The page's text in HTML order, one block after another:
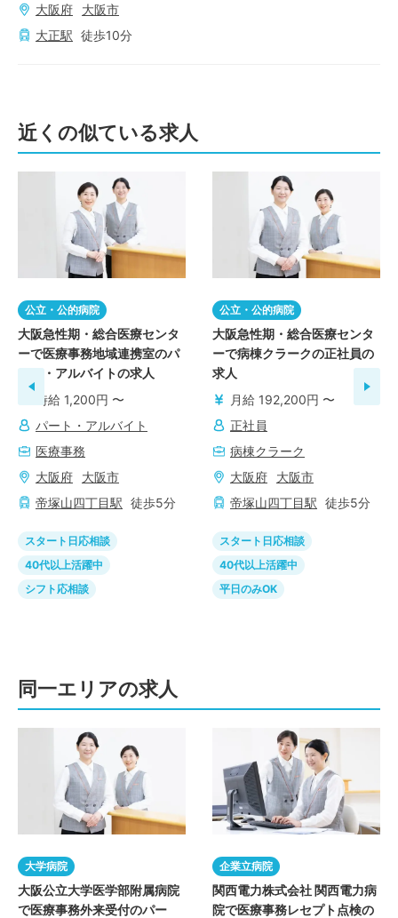
大阪府
大阪市
大正駅 徒歩10分
近くの似ている求人
公立・公的病院
大阪急性期・総合医療センタ
ーで医療事務地域連携室のパ
ート・アルバイトの求人
時給 1,200円 〜
パート・アルバイト
医療事務
大阪府
大阪市
帝塚山四丁目駅 徒歩5分
スタート日応相談
40代以上活躍中
シフト応相談
公立・公的病院
大阪急性期・総合医療センタ
ーで病棟クラークの正社員の
求人
月給 192,200円 〜
正社員
病棟クラーク
大阪府
大阪市
帝塚山四丁目駅 徒歩5分
スタート日応相談
40代以上活躍中
平日のみOK
同一エリアの求人
大学病院
大阪公立大学医学部附属病院
で医療事務外来受付のパー
企業立病院
関西電力株式会社 関西電力病
院で医療事務レセプト点検の